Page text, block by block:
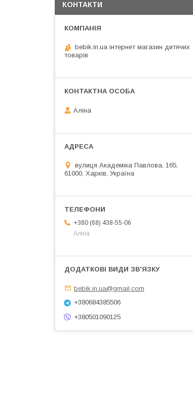
КОНТАКТИ
bebik.in.ua інтернет магазин дитячих
товарів
Аліна
вулиця Академіка Павлова, 165,
61000, Харків, Україна
+380 (68) 438-55-06
Аліна
bebik.in.ua@gmail.com
+380684385506
+380501090125